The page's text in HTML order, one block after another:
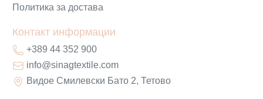
Политика за достава
Контакт информации
+389 44 352 900
info@sinagtextile.com
Видое Смилевски Бато 2, Тетово